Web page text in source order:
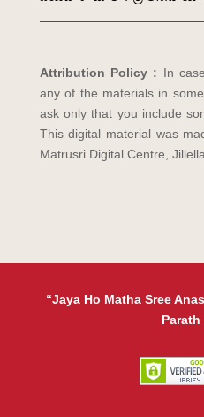
Attribution Policy : In
any of the materials in
ask only that you include
This digital material was
Matrusri Digital Centre,
“Jaya Ho Matha Sree
Parath